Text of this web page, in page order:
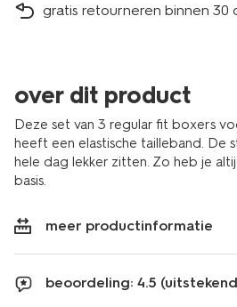
gratis retourneren binnen 30
over dit product
Deze set van 3 regular fit boxers
heeft een elastische tailleband. De
hele dag lekker zitten. Zo heb je
basis.
meer productinformatie
beoordeling: 4.5